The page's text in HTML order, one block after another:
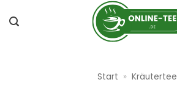
Inhalt
Start » Kräutertee